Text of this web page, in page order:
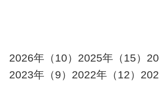
2026年 （10） 2025年 （15）
2023年 （9） 2022年 （12）